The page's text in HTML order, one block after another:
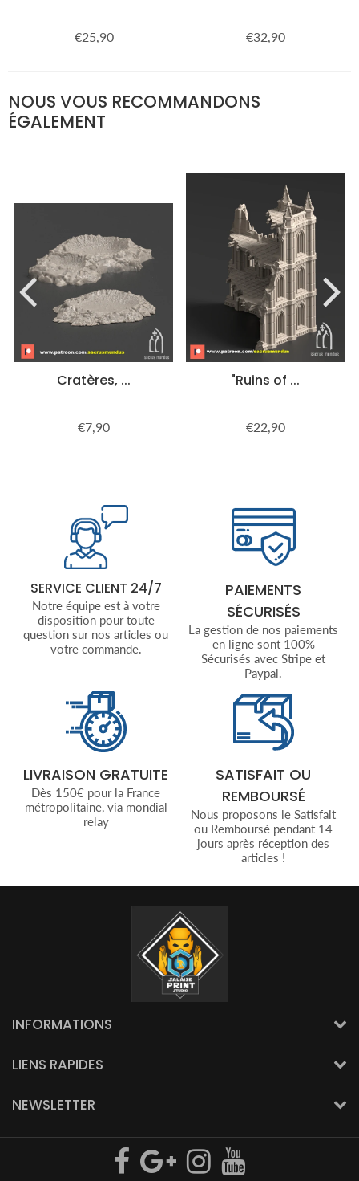
Prix
€25,90€25,90
Prix
€32,90€32,90
NOUS VOUS RECOMMANDONS
ÉGALEMENT
Cratères, ...
Prix
€7,90
"Ruins of ...
Prix
€22,90€22,90
SERVICE CLIENT 24/7
Notre équipe est à votre
disposition pour toute
question sur nos articles ou
votre commande.
PAIEMENTS
SÉCURISÉS
La gestion de nos paiements
en ligne sont 100%
Sécurisés avec Stripe et
Paypal.
LIVRAISON GRATUITE
Dès 150€ pour la France
métropolitaine, via mondial
relay
SATISFAIT OU
REMBOURSÉ
Nous proposons le Satisfait
ou Remboursé pendant 14
jours après réception des
articles !
INFORMATIONS
LIENS RAPIDES
NEWSLETTER